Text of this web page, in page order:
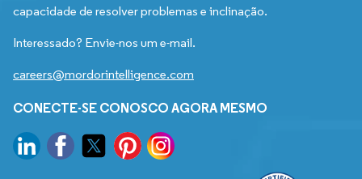
capacidade de resolver problemas e inclinação.
Interessado? Envie-nos um e-mail.
careers@mordorintelligence.com
CONECTE-SE CONOSCO AGORA MESMO